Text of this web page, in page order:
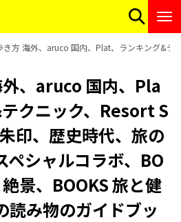
き方 海外、aruco 国内、Plat、ランキング&テ
、aruco 国内、Pla
クニック、Resort S
印、歴史時代、旅の
ペシャルコラボ、BO
景、BOOKS 旅と健
読み物のガイドブッ